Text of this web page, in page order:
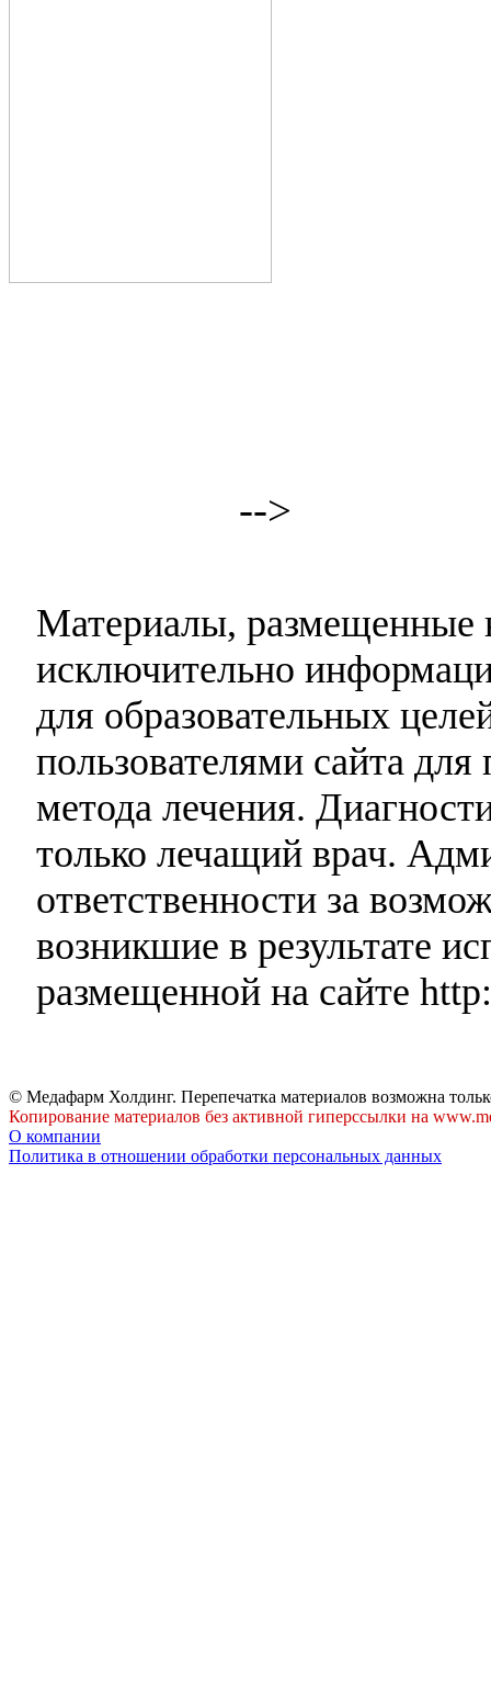
-->
Материалы, размещенные
исключительно
для образовательных
пользователями сайта
метода лечения.
только лечащий врач.
ответственности за
возникшие в результате
размещенной на сайте
© Медафарм Холдинг. Перепечатка материалов возможна
Копирование материалов без активной гиперссылки на
О компании
Политика в отношении обработки персональных данных